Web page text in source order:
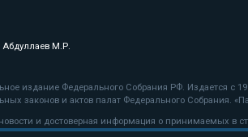
Абдуллаев М.Р.
издание Федерального Собрания РФ. Издается
законов и актов палат Федерального Собрания.
и достоверная информация о принимаемых в
обязательна.